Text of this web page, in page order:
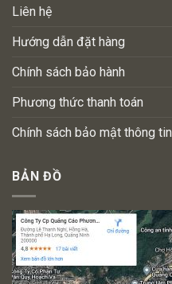
Liên hệ
Hướng dẫn đặt hàng
Chính sách bảo hành
Phương thức thanh toán
Chính sách bảo mật thông tin
BẢN ĐỒ